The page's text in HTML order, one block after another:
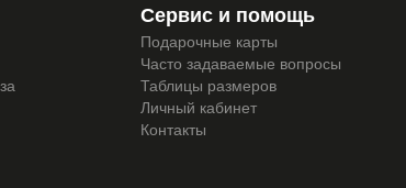
Сервис и помощь
Подарочные карты
Часто задаваемые вопросы
Таблицы размеров
Личный кабинет
Контакты